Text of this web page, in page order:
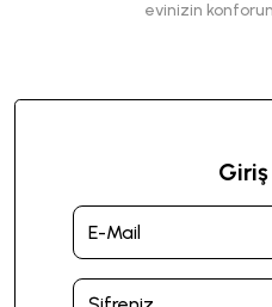
evinizin